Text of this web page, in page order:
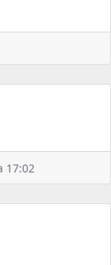
17:02